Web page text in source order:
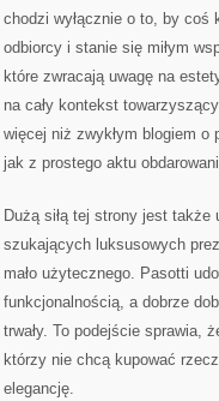
chodzi wyłącznie o to, by coś
odbiorcy i stanie się miłym
które zwracają uwagę na
na cały kontekst
więcej niż zwykłym blogiem o
jak z prostego aktu
Dużą siłą tej strony jest
szukających luksusowych
mało użytecznego. Pasotti
funkcjonalnością, a dobrze
trwały. To podejście sprawia,
którzy nie chcą kupować
elegancję.